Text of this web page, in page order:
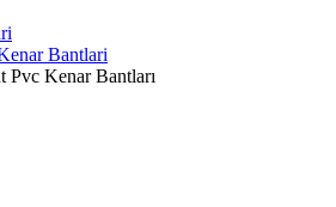
Bantlari
Pvc Kenar Bantları